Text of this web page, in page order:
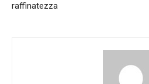
raffinatezza